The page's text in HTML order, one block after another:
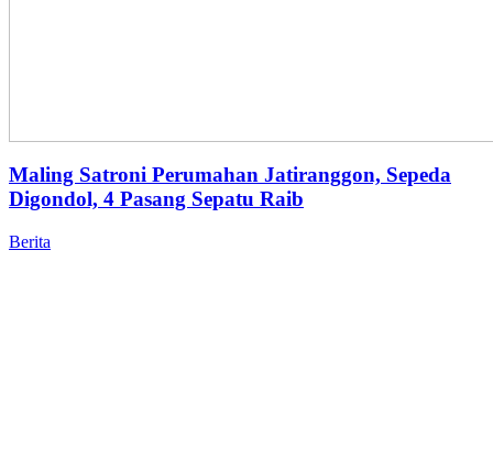
Maling Satroni Perumahan Jatiranggon, Sepeda
Digondol, 4 Pasang Sepatu Raib
Berita